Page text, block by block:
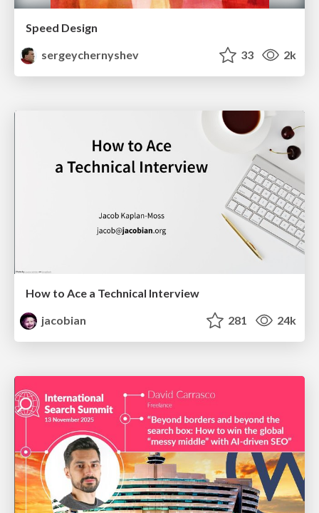
Speed Design
sergeychernyshev
33 2k
How to Ace a Technical Interview
jacobian
281 24k